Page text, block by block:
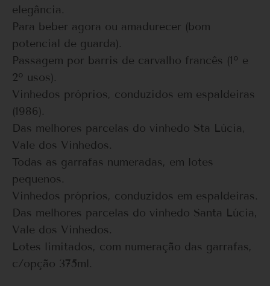
elegância.
Para beber agora ou amadurecer (bom
potencial de guarda).
Passagem por barris de carvalho francês (1º e
2º usos).
Vinhedos próprios, conduzidos em espaldeiras
(1986).
Das melhores parcelas do vinhedo Sta Lúcia,
Vale dos Vinhedos.
Todas as garrafas numeradas, em lotes
pequenos.
Vinhedos próprios, conduzidos em espaldeiras.
Das melhores parcelas do vinhedo Santa Lúcia,
Vale dos Vinhedos.
Lotes limitados, com numeração das garrafas,
c/opção 375ml.